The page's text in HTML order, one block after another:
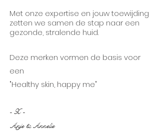
Met onze expertise en jouw toewijding
zetten we samen de stap naar een
gezonde, stralende huid.
Deze merken vormen de basis voor
een
"Healthy skin, happy me"
- X -
Anje & Annelie